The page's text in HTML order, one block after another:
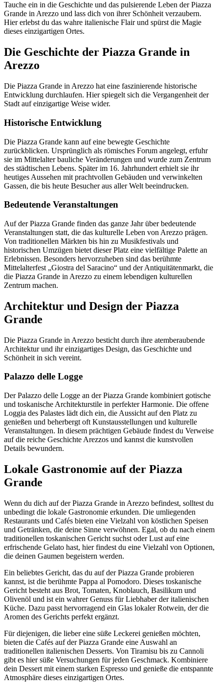
Tauche ein in die Geschichte und das pulsierende Leben der Piazza
Grande in Arezzo und lass dich von ihrer Schönheit verzaubern.
Hier erlebst du das wahre italienische Flair und spürst die Magie
dieses einzigartigen Ortes.
Die Geschichte der Piazza Grande in
Arezzo
Die Piazza Grande in Arezzo hat eine faszinierende historische
Entwicklung durchlaufen. Hier spiegelt sich die Vergangenheit der
Stadt auf einzigartige Weise wider.
Historische Entwicklung
Die Piazza Grande kann auf eine bewegte Geschichte
zurückblicken. Ursprünglich als römisches Forum angelegt, erfuhr
sie im Mittelalter bauliche Veränderungen und wurde zum Zentrum
des städtischen Lebens. Später im 16. Jahrhundert erhielt sie ihr
heutiges Aussehen mit prachtvollen Gebäuden und verwinkelten
Gassen, die bis heute Besucher aus aller Welt beeindrucken.
Bedeutende Veranstaltungen
Auf der Piazza Grande finden das ganze Jahr über bedeutende
Veranstaltungen statt, die das kulturelle Leben von Arezzo prägen.
Von traditionellen Märkten bis hin zu Musikfestivals und
historischen Umzügen bietet dieser Platz eine vielfältige Palette an
Erlebnissen. Besonders hervorzuheben sind das berühmte
Mittelalterfest „Giostra del Saracino“ und der Antiquitätenmarkt, die
die Piazza Grande in Arezzo zu einem lebendigen kulturellen
Zentrum machen.
Architektur und Design der Piazza
Grande
Die Piazza Grande in Arezzo besticht durch ihre atemberaubende
Architektur und ihr einzigartiges Design, das Geschichte und
Schönheit in sich vereint.
Palazzo delle Logge
Der Palazzo delle Logge an der Piazza Grande kombiniert gotische
und toskanische Architekturstile in perfekter Harmonie. Die offene
Loggia des Palastes lädt dich ein, die Aussicht auf den Platz zu
genießen und beherbergt oft Kunstausstellungen und kulturelle
Veranstaltungen. In diesem prächtigen Gebäude findest du Verweise
auf die reiche Geschichte Arezzos und kannst die kunstvollen
Details bewundern.
Lokale Gastronomie auf der Piazza
Grande
Wenn du dich auf der Piazza Grande in Arezzo befindest, solltest du
unbedingt die lokale Gastronomie erkunden. Die umliegenden
Restaurants und Cafés bieten eine Vielzahl von köstlichen Speisen
und Getränken, die deine Sinne verwöhnen. Egal, ob du nach einem
traditionellen toskanischen Gericht suchst oder Lust auf eine
erfrischende Gelato hast, hier findest du eine Vielzahl von Optionen,
die deinen Gaumen begeistern werden.
Ein beliebtes Gericht, das du auf der Piazza Grande probieren
kannst, ist die berühmte Pappa al Pomodoro. Dieses toskanische
Gericht besteht aus Brot, Tomaten, Knoblauch, Basilikum und
Olivenöl und ist ein wahrer Genuss für Liebhaber der italienischen
Küche. Dazu passt hervorragend ein Glas lokaler Rotwein, der die
Aromen des Gerichts perfekt ergänzt.
Für diejenigen, die lieber eine süße Leckerei genießen möchten,
bieten die Cafés auf der Piazza Grande eine Auswahl an
traditionellen italienischen Desserts. Von Tiramisu bis zu Cannoli
gibt es hier süße Versuchungen für jeden Geschmack. Kombiniere
dein Dessert mit einem starken Espresso und genieße die entspannte
Atmosphäre dieses einzigartigen Ortes.